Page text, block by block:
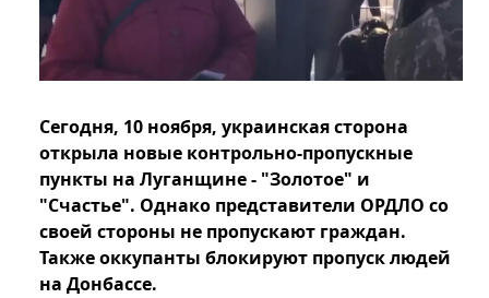
Сегодня, 10 ноября, украинская сторона
открыла новые контрольно-пропускные
пункты на Луганщине - "Золотое" и
"Счастье". Однако представители ОРДЛО со
своей стороны не пропускают граждан.
Также оккупанты блокируют пропуск людей
на Донбассе.